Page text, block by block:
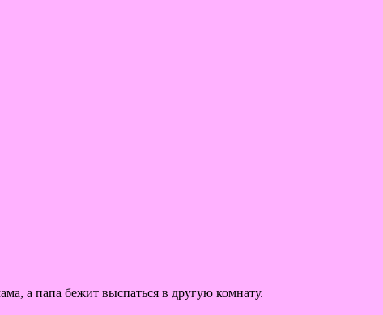
а папа бежит выспаться в другую комнату.